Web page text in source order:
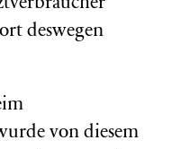
deswegen
von diesem